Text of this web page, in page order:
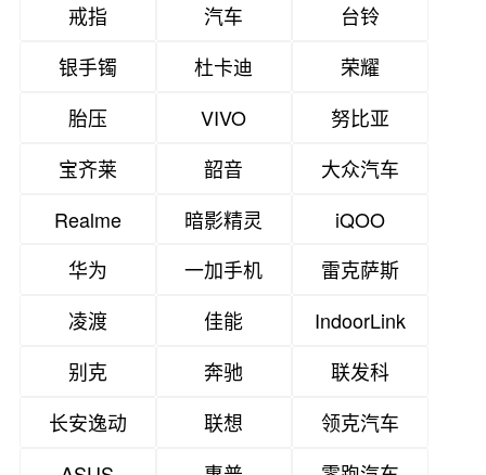
戒指 汽车
台铃
银手镯
杜卡迪
荣耀
胎压
VIVO
努比亚
宝齐莱
韶音
大众汽车
Realme
暗影精灵
iQOO
华为
一加手机
雷克萨斯
凌渡
佳能
IndoorLink
别克
奔驰
联发科
长安逸动
联想
领克汽车